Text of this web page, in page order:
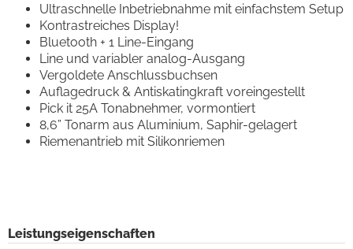
Ultraschnelle Inbetriebnahme mit einfachstem Setup
Kontrastreiches Display!
Bluetooth + 1 Line-Eingang
Line und variabler analog-Ausgang
Vergoldete Anschlussbuchsen
Auflagedruck & Antiskatingkraft voreingestellt
Pick it 25A Tonabnehmer, vormontiert
8,6” Tonarm aus Aluminium, Saphir-gelagert
Riemenantrieb mit Silikonriemen
Leistungseigenschaften